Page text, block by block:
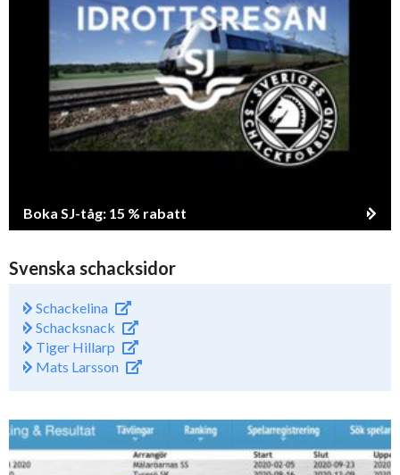
Boka SJ-tåg: 15 % rabatt
Svenska schacksidor
Schackelina
Schacksnack
Tiger Hillarp
Mats Larsson